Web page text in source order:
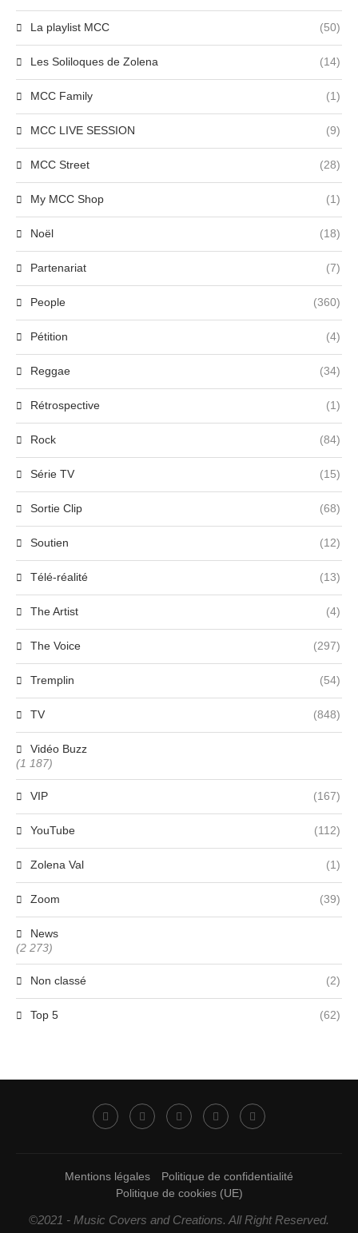
La playlist MCC (50)
Les Soliloques de Zolena (14)
MCC Family (1)
MCC LIVE SESSION (9)
MCC Street (28)
My MCC Shop (1)
Noël (18)
Partenariat (7)
People (360)
Pétition (4)
Reggae (34)
Rétrospective (1)
Rock (84)
Série TV (15)
Sortie Clip (68)
Soutien (12)
Télé-réalité (13)
The Artist (4)
The Voice (297)
Tremplin (54)
TV (848)
Vidéo Buzz
(1 187)
VIP (167)
YouTube (112)
Zolena Val (1)
Zoom (39)
News
(2 273)
Non classé (2)
Top 5 (62)
Mentions légales
Politique de confidentialité
Politique de cookies (UE)
©2021 - Music Covers and Creations. All Right Reserved.